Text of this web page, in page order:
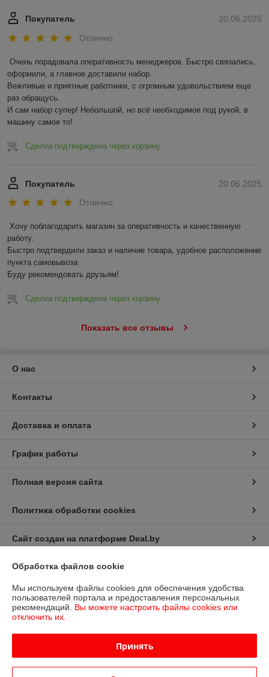
20.06.2025
Покупатель
Отлично
Очень порадовала оперативность менеджеров. Быстро связались,
оформили, а главное доставили набор.
Вежливые и приятные работники, с огромным удовольствием еще
раз обращусь.
И сам набор супер! Небольшой, но всё необходимое под рукой, в
машину самое то!
Сделка подтверждена через корзину
20.06.2025
Покупатель
Отлично
Хочу поблагодарить магазин за оперативность и качественную
работу.
Быстро подтвердили заказ и наличие товара, удобное расположение
пункта самовывоза
Буду рекомендовать друзьям!
Сделка подтверждена через корзину
Показать все отзывы
О нас
Контакты
Доставка и оплата
График работы
Полная версия сайта
Политика обработки cookies
Сайт создан на платформе Deal.by
Юридическое лицо:Общество с ограниченной ответственностью
«Дюкон плюс»
РБ, 220138, г. Минск, ул. Стариновская 14А
Регистрационный номер ЕГР: 193677992
Регистрационный орган: Минский горисполком
Обработка файлов cookie
Мы используем файлы cookies для обеспечения удобства
пользователей портала и предоставления персональных
рекомендаций. Вы можете настроить файлы cookies или
отключить их.
Принять